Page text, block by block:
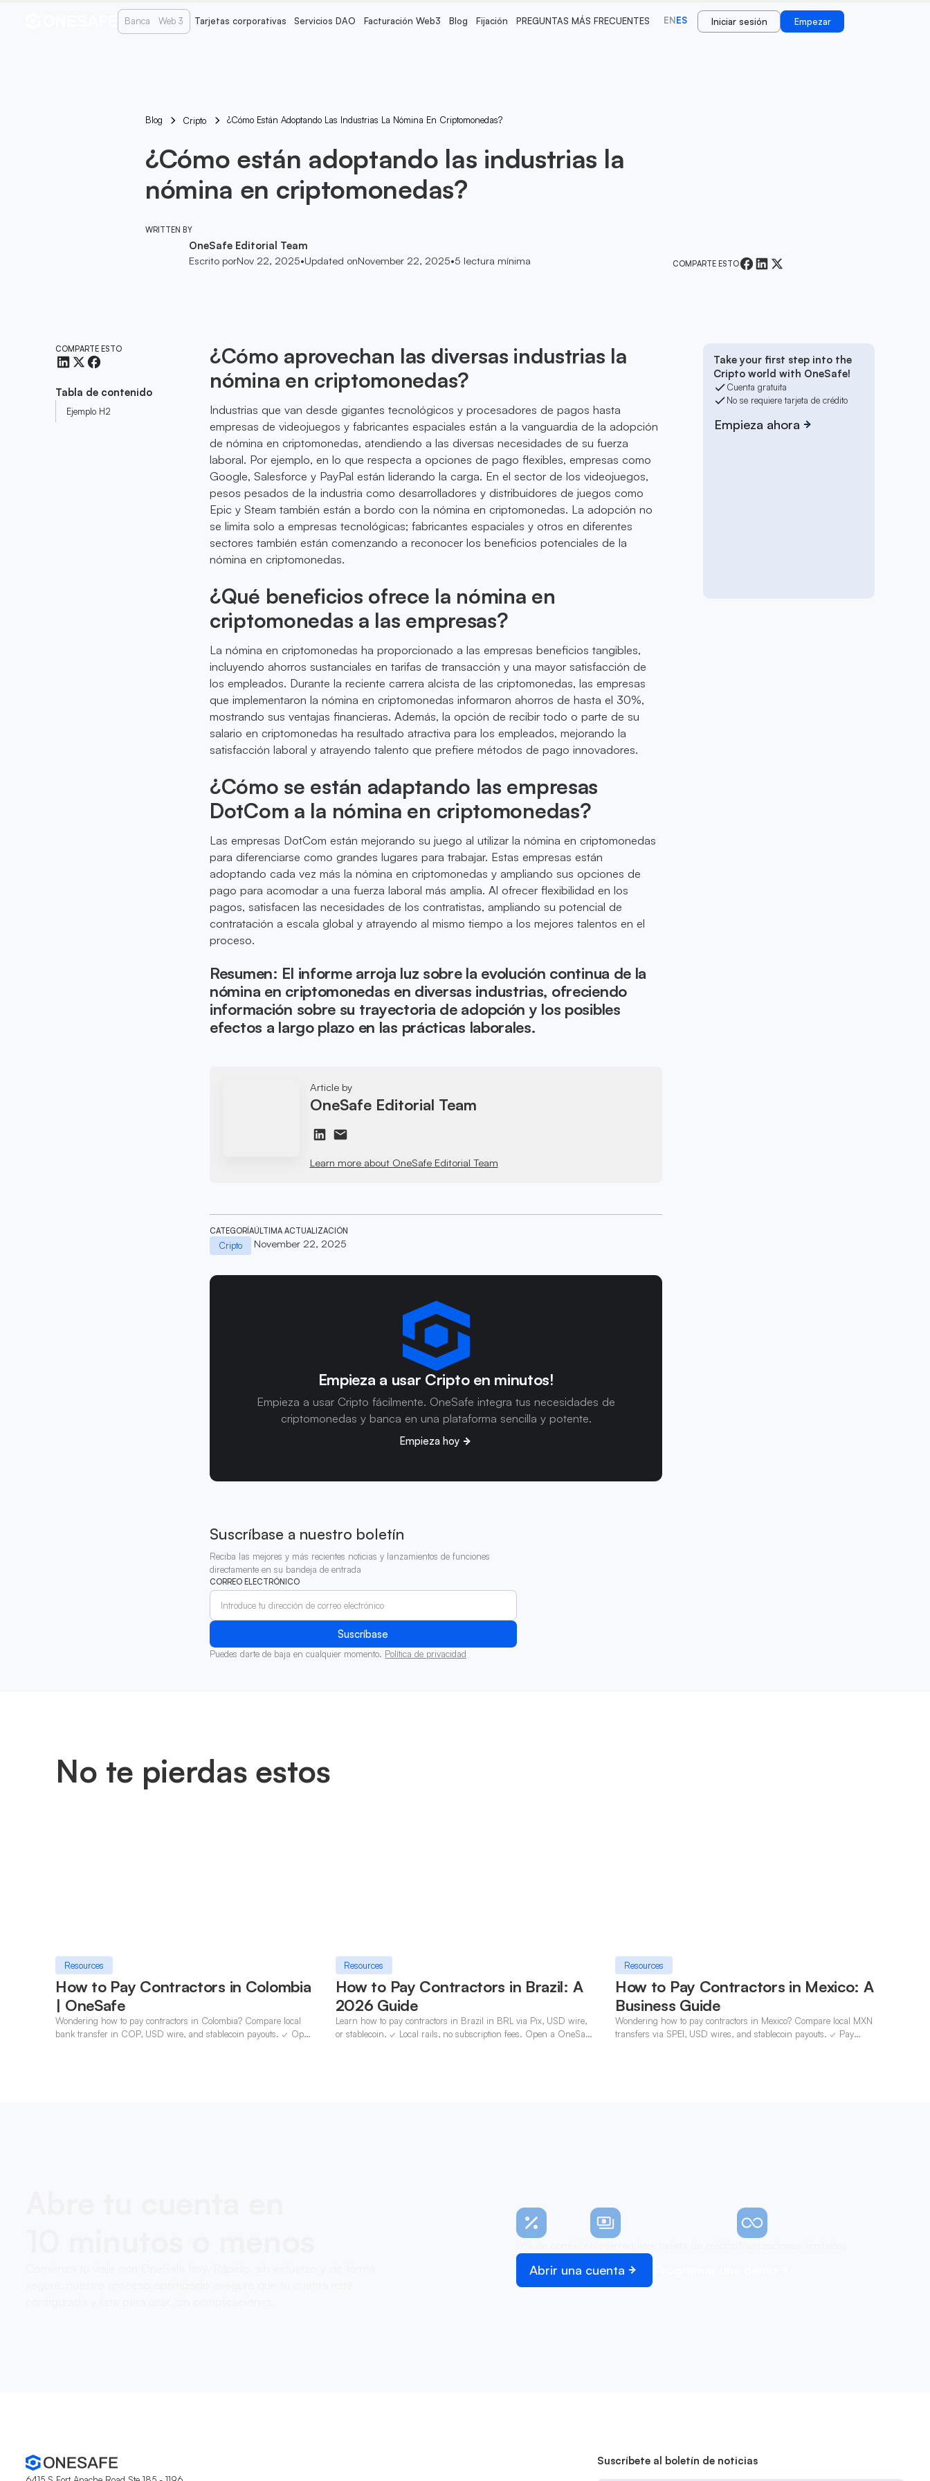
Banca Web 3 Tarjetas corporativas Servicios DAO Facturación Web3 Blog Fijación PREGUNTAS MÁS FRECUENTES ENES Iniciar sesión Empezar
Blog Cripto ¿Cómo Están Adoptando Las Industrias La Nómina En Criptomonedas?
¿Cómo están adoptando las industrias la
nómina en criptomonedas?
WRITTEN BY
OneSafe Editorial Team
Escrito porNov 22, 2025•Updated onNovember 22, 2025•5 lectura mínima COMPARTE ESTO
COMPARTE ESTO
Tabla de contenido
Ejemplo H2
¿Cómo aprovechan las diversas industrias la
nómina en criptomonedas?
Industrias que van desde gigantes tecnológicos y procesadores de pagos hasta
empresas de videojuegos y fabricantes espaciales están a la vanguardia de la adopción
de nómina en criptomonedas, atendiendo a las diversas necesidades de su fuerza
laboral. Por ejemplo, en lo que respecta a opciones de pago flexibles, empresas como
Google, Salesforce y PayPal están liderando la carga. En el sector de los videojuegos,
pesos pesados de la industria como desarrolladores y distribuidores de juegos como
Epic y Steam también están a bordo con la nómina en criptomonedas. La adopción no
se limita solo a empresas tecnológicas; fabricantes espaciales y otros en diferentes
sectores también están comenzando a reconocer los beneficios potenciales de la
nómina en criptomonedas.
¿Qué beneficios ofrece la nómina en
criptomonedas a las empresas?
La nómina en criptomonedas ha proporcionado a las empresas beneficios tangibles,
incluyendo ahorros sustanciales en tarifas de transacción y una mayor satisfacción de
los empleados. Durante la reciente carrera alcista de las criptomonedas, las empresas
que implementaron la nómina en criptomonedas informaron ahorros de hasta el 30%,
mostrando sus ventajas financieras. Además, la opción de recibir todo o parte de su
salario en criptomonedas ha resultado atractiva para los empleados, mejorando la
satisfacción laboral y atrayendo talento que prefiere métodos de pago innovadores.
¿Cómo se están adaptando las empresas
DotCom a la nómina en criptomonedas?
Las empresas DotCom están mejorando su juego al utilizar la nómina en criptomonedas
para diferenciarse como grandes lugares para trabajar. Estas empresas están
adoptando cada vez más la nómina en criptomonedas y ampliando sus opciones de
pago para acomodar a una fuerza laboral más amplia. Al ofrecer flexibilidad en los
pagos, satisfacen las necesidades de los contratistas, ampliando su potencial de
contratación a escala global y atrayendo al mismo tiempo a los mejores talentos en el
proceso.
Resumen: El informe arroja luz sobre la evolución continua de la
nómina en criptomonedas en diversas industrias, ofreciendo
información sobre su trayectoria de adopción y los posibles
efectos a largo plazo en las prácticas laborales.
Article by
OneSafe Editorial Team
Learn more about OneSafe Editorial Team
CATEGORÍA
Cripto
ÚLTIMA ACTUALIZACIÓN
November 22, 2025
Empieza a usar Cripto en minutos!
Empieza a usar Cripto fácilmente. OneSafe integra tus necesidades de
criptomonedas y banca en una plataforma sencilla y potente.
Empieza hoy
Suscríbase a nuestro boletín
Reciba las mejores y más recientes noticias y lanzamientos de funciones
directamente en su bandeja de entrada
CORREO ELECTRÓNICO
Puedes darte de baja en cualquier momento. Política de privacidad
Take your first step into the
Cripto world with OneSafe!
Cuenta gratuita
No se requiere tarjeta de crédito
Empieza ahora
No te pierdas estos
Resources
How to Pay Contractors in Colombia
| OneSafe
Wondering how to pay contractors in Colombia? Compare local
bank transfer in COP, USD wire, and stablecoin payouts. ✓ Open
Resources
How to Pay Contractors in Brazil: A
2026 Guide
Learn how to pay contractors in Brazil in BRL via Pix, USD wire,
or stablecoin. ✓ Local rails, no subscription fees. Open a OneSafe
Resources
How to Pay Contractors in Mexico: A
Business Guide
Wondering how to pay contractors in Mexico? Compare local MXN
transfers via SPEI, USD wires, and stablecoin payouts. ✓ Pay
Abrir una cuenta
Suscríbete al boletín de noticias